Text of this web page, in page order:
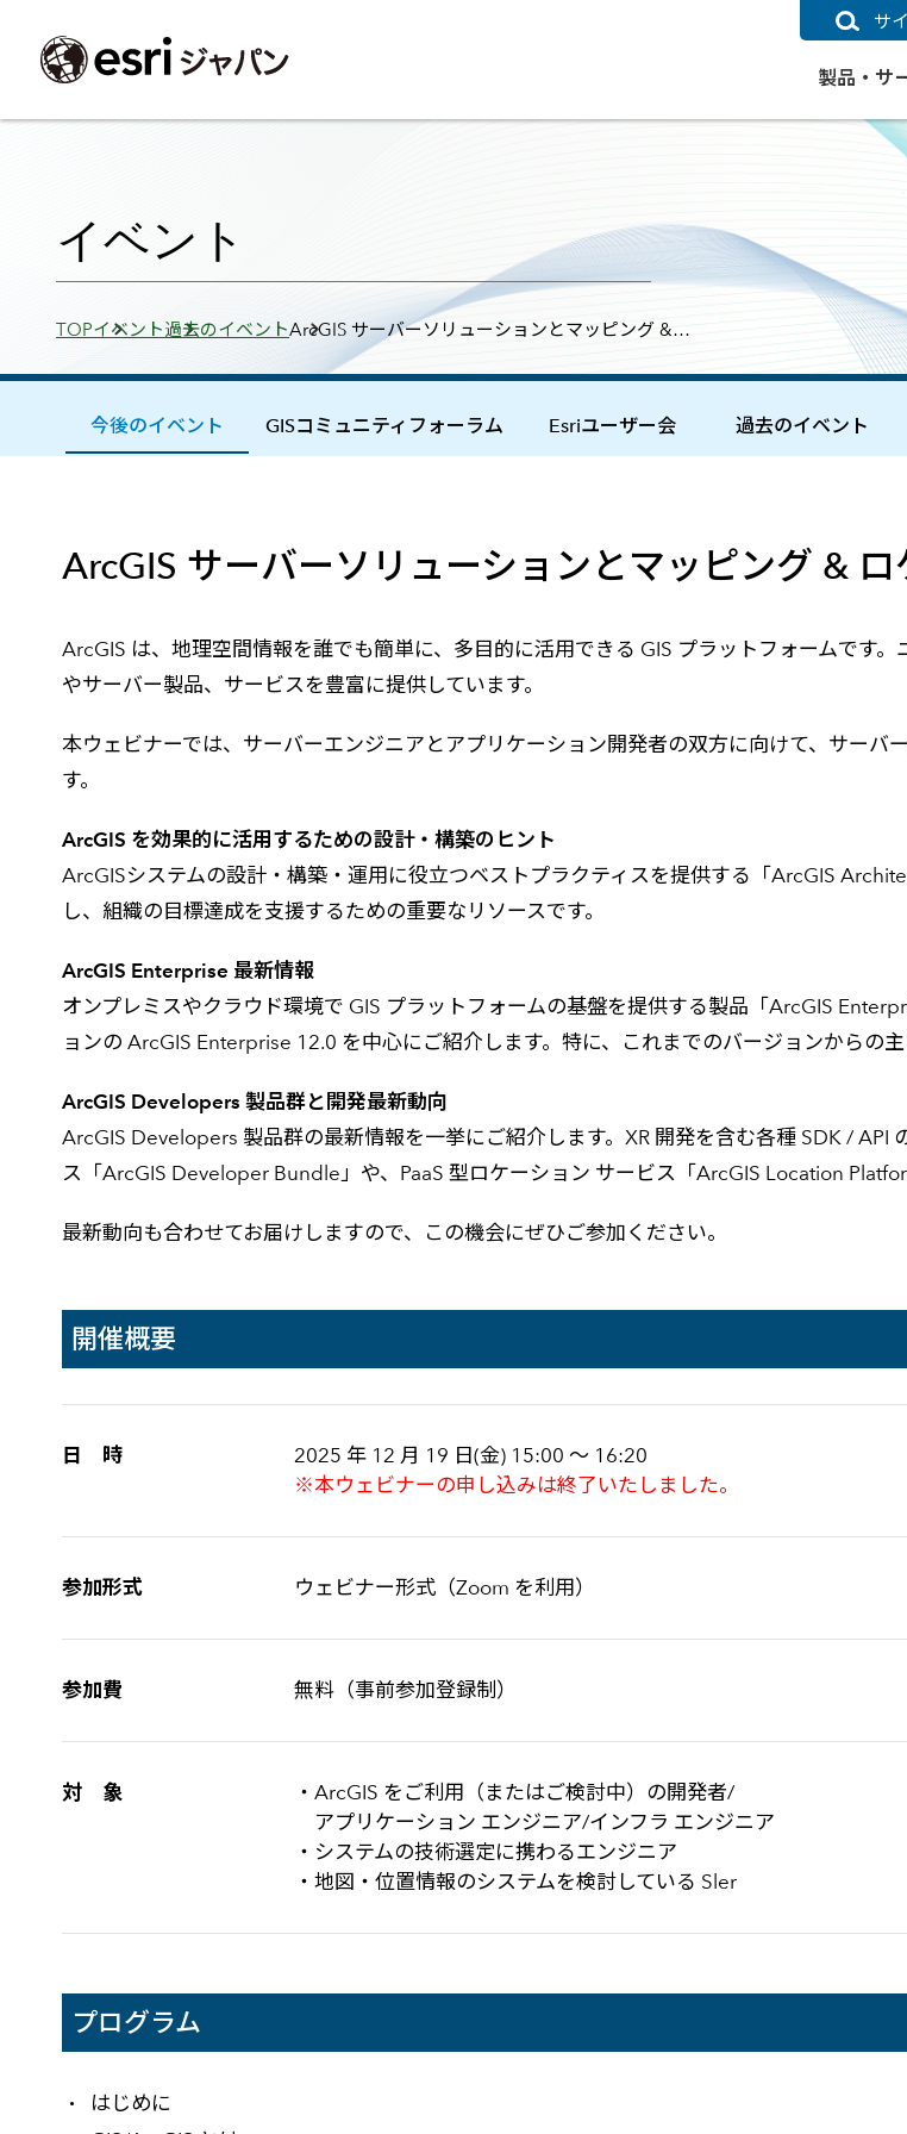
製品・サ
ArcGISとは
ArcGIS Online
SaaS マッピング プラットフォーム
ArcGIS Pro
ArcGIS Enterprise
すべての製品を見る
ESRIジャパン データコンテンツ
ArcGISですぐに利用できるデータコンテンツ
ArcGIS Online コンテンツ
すぐに利用できる世界中のデータコンテンツ
GIS データストア
トレーニング サービス
中央省庁
海洋
保健・医療・介護
宇宙利用
政策支援
情報公開
農業
森林
電力
建設・土木
防災
製造業
不動産
事例検索
注目事例
eBookで見る
中央省庁・研
自治体（事例）
社会インフラ
交通（事例）
建設・土木（事
サポートトップ
ヘルプ・マニュアル
よく見られているページ
My Esri 利用ガイド
お問い合せ
アカデミックパック利用ガイド
ArcGIS for Personal Use /
Student Use 利用ガイド
サポートポリシー概要
標準サポート
開発者向けサポート
動作環境ポリシー
製品ライフサイクル
今後のイベント
GISコミュニティフォーラム
Esriユーザー会
すべてのニュー
お知らせ
プレスリリース
製品情報
サポートから
メールマガジン
ソーシャルメデ
会社概要
コーポレートガバナンス
コンプライアンス
リスクマネジメント
ESRIジャパ
環境への取り組
高品質なサー
働きやすい労
地域社会への
SDGsへの米
新卒採用（国内・海外大学卒業）
採用に関するよくある質問
企業情報をお
会社説明会（
資料請求
キャリアメル
キャリアオン
サ
イベント
Breadcrumbs
TOPイベント過去のイベントArcGIS サーバーソリューションとマッピング &…
今後のイベント GISコミュニティフォーラム Esriユーザー会 過去のイベント
ArcGIS サーバーソリューションとマッピング &
ArcGIS は、地理空間情報を誰でも簡単に、多目的に活用できる GIS プラットフォームです
やサーバー製品、サービスを豊富に提供しています。
本ウェビナーでは、サーバーエンジニアとアプリケーション開発者の双方に向けて、サー
す。
ArcGIS を効果的に活用するための設計・構築のヒント
ArcGISシステムの設計・構築・運用に役立つベストプラクティスを提供する「ArcGIS
し、組織の目標達成を支援するための重要なリソースです。
ArcGIS Enterprise 最新情報
オンプレミスやクラウド環境で GIS プラットフォームの基盤を提供する製品「ArcGIS
ョンの ArcGIS Enterprise 12.0 を中心にご紹介します。特に、これまでのバージョンからの
ArcGIS Developers 製品群と開発最新動向
ArcGIS Developers 製品群の最新情報を一挙にご紹介します。XR 開発を含む各種 SDK /
ス「ArcGIS Developer Bundle」や、PaaS 型ロケーション サービス「ArcGIS Location
最新動向も合わせてお届けしますので、この機会にぜひご参加ください。
開催概要
日 時
2025 年 12 月 19 日(金) 15:00 ～ 16:20
※本ウェビナーの申し込みは終了いたしました。
参加形式 ウェビナー形式（Zoom を利用）
参加費 無料（事前参加登録制）
対 象
・ArcGIS をご利用（またはご検討中）の開発者/
アプリケーション エンジニア/インフラ エンジニア
・システムの技術選定に携わるエンジニア
・地図・位置情報のシステムを検討している Sler
プログラム
はじめに